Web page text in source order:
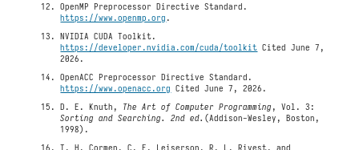
OpenMP Preprocessor Directive Standard.
https://www.openmp.org .
NVIDIA CUDA Toolkit.
https://developer.nvidia.com/cuda/toolkit Cited June 7,
2026.
OpenACC Preprocessor Directive Standard.
https://www.openacc.org Cited June 7, 2026.
D. E. Knuth, The Art of Computer Programming , Vol. 3:
Sorting and Searching. 2nd ed. (Addison-Wesley, Boston,
1998).